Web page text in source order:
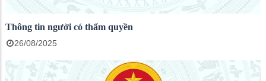
Thông tin người có thẩm quyền
26/08/2025